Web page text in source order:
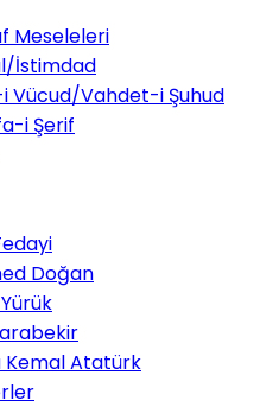
Meseleleri
İstimdad
Vücud/Vahdet-i Şuhud
i Şerif
Doğan
Kemal Atatürk